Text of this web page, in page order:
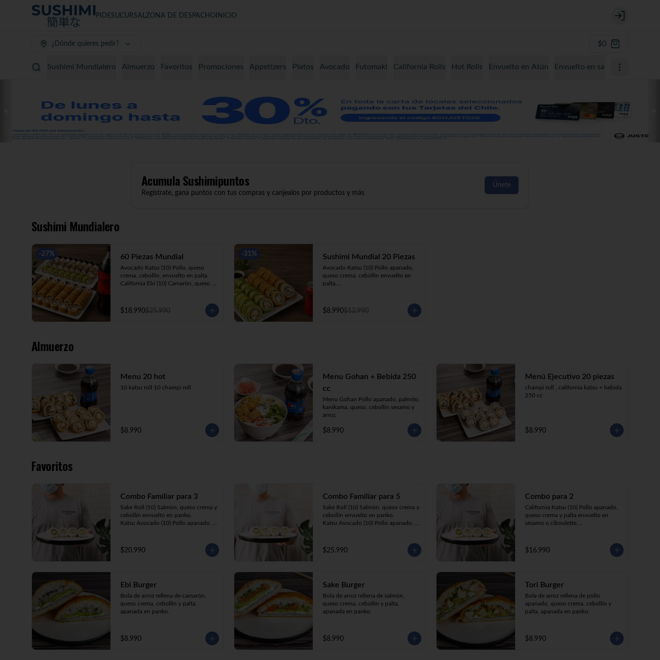
PIDESUCURSALZONA DE DESPACHO INICIO
Login
¿Dónde quieres pedir? $0
Sushimi Mundialero Almuerzo Favoritos Promociones Appetizers Platos Avocado Futomaki California Rolls Hot Rolls Envuelto en Atún Envuelto en salmón
AcumulaSushimipuntos
Regístrate, gana puntos con tus compras y canjealos por productos y más
Únete
Sushimi Mundialero
-27% 60 Piezas Mundial
Avocado Katsu (10) Pollo, queso
crema, cebollín, envuelto en palta.
California Ebi (10) Camarón, queso
California Kani (10) Kanikama, queso
crema, cebollín, envuelto en sésamo.
$18.990$25.990
-31% Sushimi Mundial 20 Piezas
Avocado Katsu (10) Pollo apanado,
queso crema, cebollín envuelto en
palta.
+ Bebida 220cc
$8.990$12.990
Almuerzo
Menu 20 hot
10 katsu roll 10 champi roll
$8.990
Menu Gohan + Bebida 250
cc
Menu Gohan Pollo apanado, palmito,
kanikama, queso, cebollin sesamo y
arroz.
$8.990
Menú Ejecutivo 20 piezas
champi roll , california katsu + bebida
250 cc
$8.990
Favoritos
Combo Familiar para 3
Sake Roll (10) Salmón, queso crema y
cebollín envuelto en panko.
Katsu Avocado (10) Pollo apanado,
California Ebi (10) Camarón, queso
crema y palta envuelta en sésamo o
**Imagen Referencial**
$20.990
Combo Familiar para 5
Sake Roll (10) Salmón, queso crema y
cebollín envuelto en panko.
Katsu Avocado (10) Pollo apanado,
California Ebi (10) Camarón, queso
crema, cebollín, envuelto en
envuelto en palta.
California Katsu (10) Pollo apanado,
queso crema y palta envuelto en
sésamo o ciboulette.
$25.990
Combo para 2
California Katsu (10) Pollo apanado,
queso crema y palta envuelto en
sésamo o ciboulette.
envuelto en palta.
Gyosas a elección  (5u)  + 2 bebidas
**Imagen Referencial**
$16.990
Ebi Burger
Bola de arroz rellena de camarón,
queso crema, cebollín y palta,
apanada en panko.
$8.990
Sake Burger
Bola de arroz rellena de salmón,
queso crema, cebollín y palta,
apanada en panko.
$8.990
Tori Burger
Bola de arroz rellena de pollo
apanado, queso crema, cebollín y
palta, apanada en panko.
$8.990